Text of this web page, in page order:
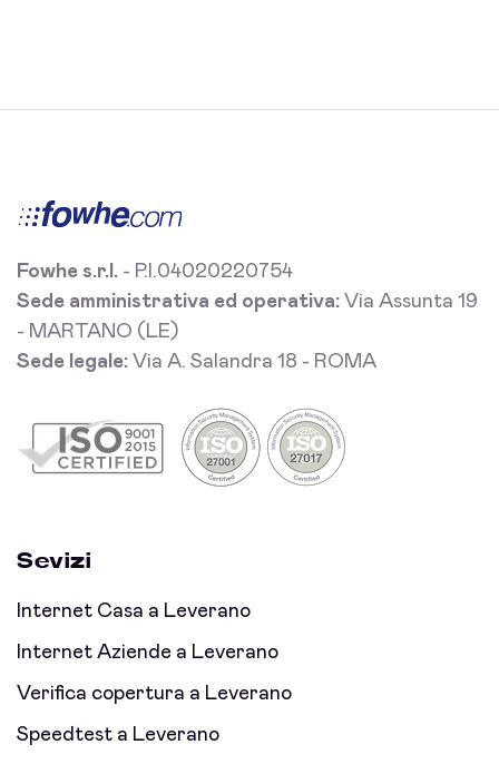
Fowhe s.r.l. - P.I.04020220754
Sede amministrativa ed operativa: Via Assunta 19
- MARTANO (LE)
Sede legale: Via A. Salandra 18 - ROMA
Sevizi
Internet Casa a Leverano
Internet Aziende a Leverano
Verifica copertura a Leverano
Speedtest a Leverano